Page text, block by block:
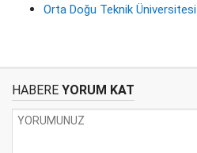
Orta Doğu Teknik Üniversitesi
HABERE YORUM KAT